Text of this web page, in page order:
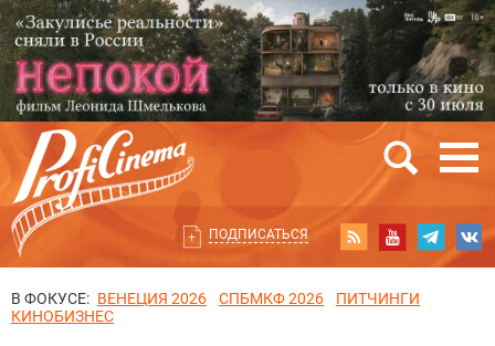
ПОДПИСАТЬСЯ
В ФОКУСЕ: ВЕНЕЦИЯ 2026 СПБМКФ 2026
ПИТЧИНГИ
КИНОБИЗНЕС